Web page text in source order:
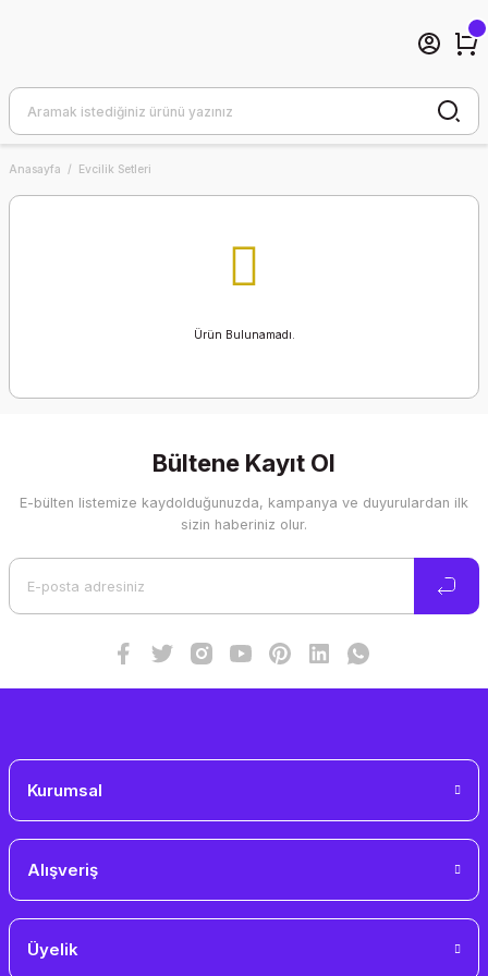
Anasayfa Evcilik Setleri
Ürün Bulunamadı.
Bültene Kayıt Ol
E-bülten listemize kaydolduğunuzda, kampanya ve duyurulardan ilk
sizin haberiniz olur.
Kurumsal
Alışveriş
Üyelik